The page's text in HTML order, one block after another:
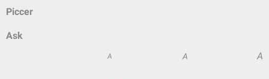
Piccer
Ask
A A A